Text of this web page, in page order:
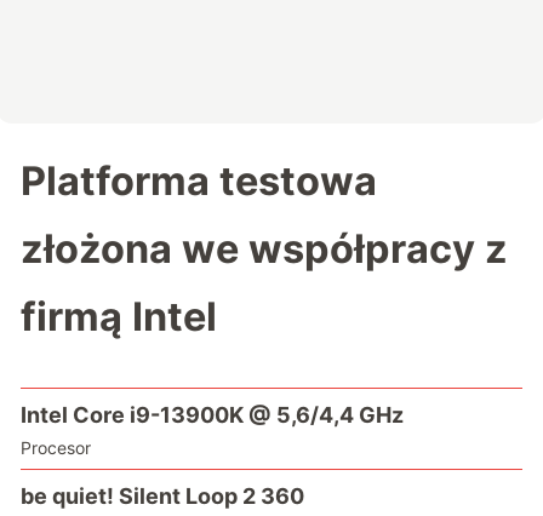
Platforma testowa
złożona we współpracy z
firmą Intel
Procesor
Intel Core i9-13900K @ 5,6/4,4 GHz
be quiet! Silent Loop 2 360